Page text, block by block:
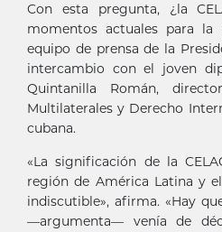
Con esta pregunta, ¿la
momentos actuales para
equipo de prensa de la
intercambio con el joven
Quintanilla Román,
Multilaterales y Derecho
cubana.
«La significación de la
región de América Latina y
indiscutible», afirma. «Hay
—argumenta— venía de